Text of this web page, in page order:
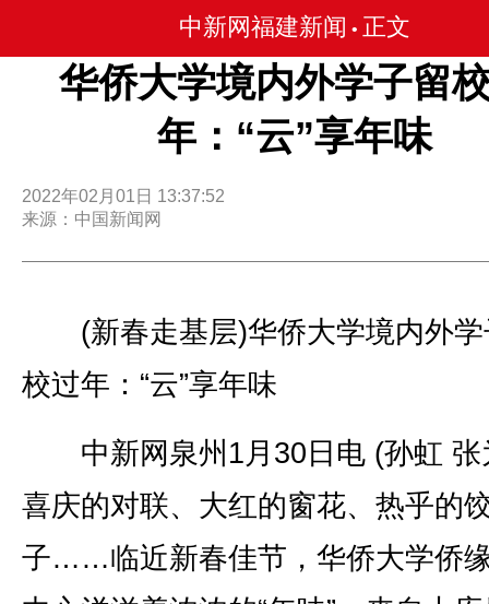
中新网福建新闻 • 正文
华侨大学境内外学子留
年：“云”享年味
2022年02月01日 13:37:52
来源：中国新闻网
(新春走基层)华侨大学境内外学
校过年：“云”享年味
中新网泉州1月30日电 (孙虹 张
喜庆的对联、大红的窗花、热乎的
子……临近新春佳节，华侨大学侨